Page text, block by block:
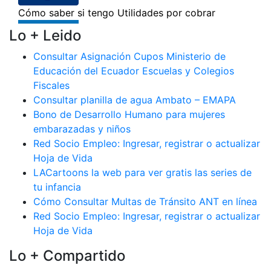
Lo + Leido
Consultar Asignación Cupos Ministerio de
Educación del Ecuador Escuelas y Colegios
Fiscales
Consultar planilla de agua Ambato – EMAPA
Bono de Desarrollo Humano para mujeres
embarazadas y niños
Red Socio Empleo: Ingresar, registrar o actualizar
Hoja de Vida
LACartoons la web para ver gratis las series de
tu infancia
Cómo Consultar Multas de Tránsito ANT en línea
Red Socio Empleo: Ingresar, registrar o actualizar
Hoja de Vida
Lo + Compartido